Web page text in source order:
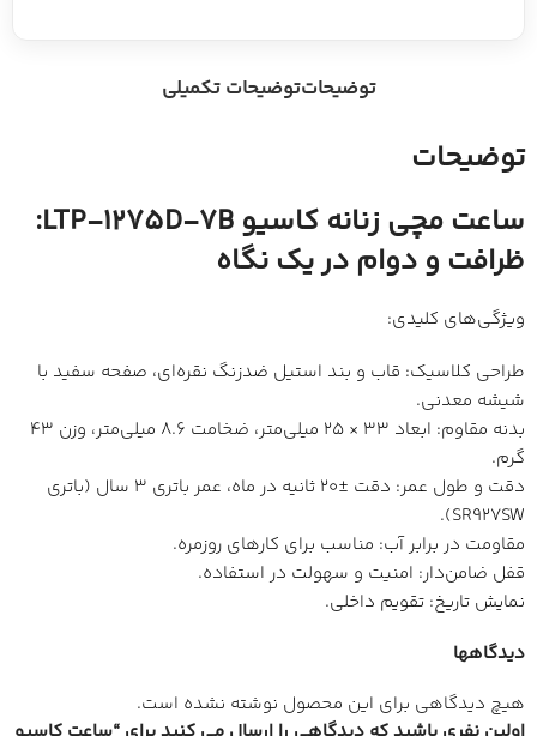
توضیحاتتوضیحات تکمیلی
توضیحات
ساعت مچی زنانه کاسیو LTP-1275D-7B:
ظرافت و دوام در یک نگاه
ویژگی‌های کلیدی:
طراحی کلاسیک: قاب و بند استیل ضدزنگ نقره‌ای، صفحه سفید با
شیشه معدنی.
بدنه مقاوم: ابعاد 33 × 25 میلی‌متر، ضخامت 8.6 میلی‌متر، وزن 43
گرم.
دقت و طول عمر: دقت ±20 ثانیه در ماه، عمر باتری 3 سال (باتری
SR927SW).
مقاومت در برابر آب: مناسب برای کارهای روزمره.
قفل ضامن‌دار: امنیت و سهولت در استفاده.
نمایش تاریخ: تقویم داخلی.
دیدگاهها
هیچ دیدگاهی برای این محصول نوشته نشده است.